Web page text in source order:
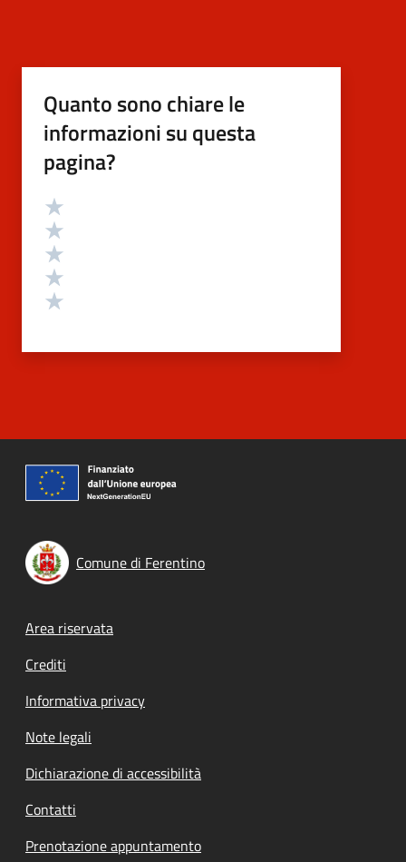
Quanto sono chiare le
informazioni su questa
pagina?
Valutazione
Comune di Ferentino
Footer menu
Area riservata
Crediti
Informativa privacy
Note legali
Dichiarazione di accessibilità
Contatti
Prenotazione appuntamento